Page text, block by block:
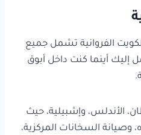
الفروانية تشمل جميع
أينما كنت داخل أبوق
الأندلس، وإشبيلية، حيث
وصيانة السخانات المركزية،